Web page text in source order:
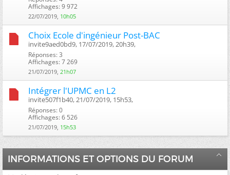
Affichages: 9 972
22/07/2019, 10h05
Choix Ecole d'ingénieur Post-BAC
invite9aed0bd9, 17/07/2019, 20h39, ‎
Réponses: 3
Affichages: 7 269
21/07/2019, 21h07
Intégrer l'UPMC en L2
invite507f1b40, 21/07/2019, 15h53, ‎
Réponses: 0
Affichages: 6 526
21/07/2019, 15h53
INFORMATIONS ET OPTIONS DU FORUM